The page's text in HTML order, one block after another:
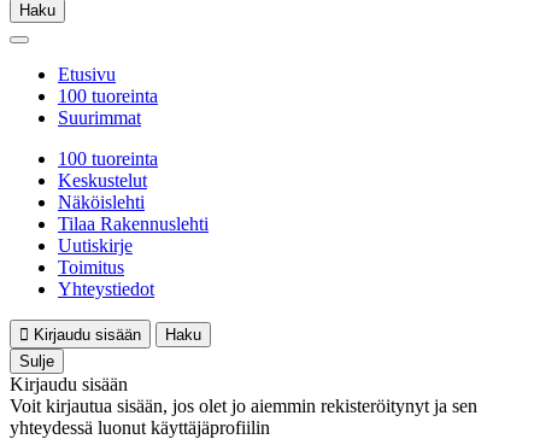
Haku
Etusivu
100 tuoreinta
Suurimmat
100 tuoreinta
Keskustelut
Näköislehti
Tilaa Rakennuslehti
Uutiskirje
Toimitus
Yhteystiedot
Kirjaudu sisään
Haku
Sulje
Kirjaudu sisään
Voit kirjautua sisään, jos olet jo aiemmin rekisteröitynyt ja sen
yhteydessä luonut käyttäjäprofiilin